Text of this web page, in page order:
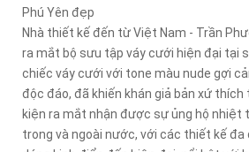
Phú Yên đẹp
Nhà thiết kế đến từ Việt Nam - Trần
ra mắt bộ sưu tập váy cưới hiện đại tại
chiếc váy cưới với tone màu nude gợi
độc đáo, đã khiến khán giả bản xứ
kiện ra mắt nhận được sự ủng hộ nhiệt
trong và ngoài nước, với các thiết kế đa